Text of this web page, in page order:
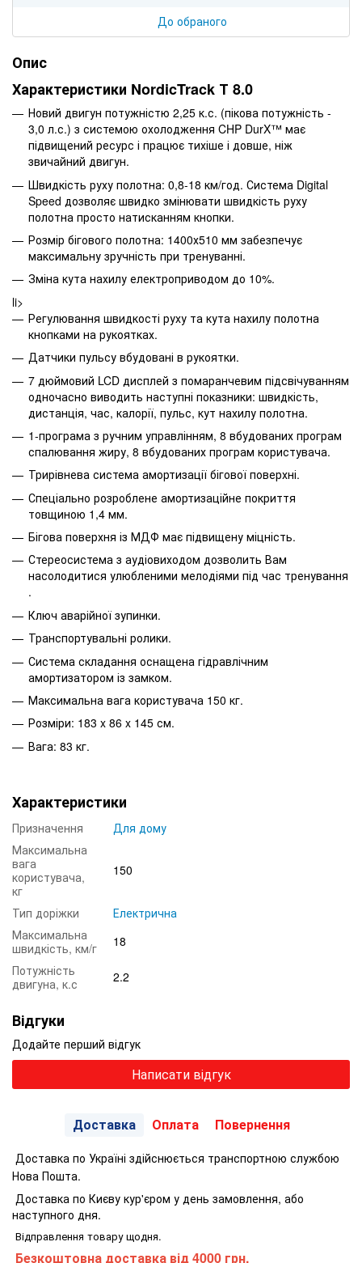
До обраного
Опис
Характеристики NordicTrack Т 8.0
Новий двигун потужністю 2,25 к.с. (пікова потужність -
3,0 л.с.) з системою охолодження CHP DurX™ має
підвищений ресурс і працює тихіше і довше, ніж
звичайний двигун.
Швидкість руху полотна: 0,8-18 км/год. Система Digital
Speed дозволяє швидко змінювати швидкість руху
полотна просто натисканням кнопки.
Розмір бігового полотна: 1400х510 мм забезпечує
максимальну зручність при тренуванні.
Зміна кута нахилу електроприводом до 10%.
li>
Регулювання швидкості руху та кута нахилу полотна
кнопками на рукоятках.
Датчики пульсу вбудовані в рукоятки.
7 дюймовий LCD дисплей з помаранчевим підсвічуванням
одночасно виводить наступні показники: швидкість,
дистанція, час, калорії, пульс, кут нахилу полотна.
1-програма з ручним управлінням, 8 вбудованих програм
спалювання жиру, 8 вбудованих програм користувача.
Трирівнева система амортизації бігової поверхні.
Спеціально розроблене амортизаційне покриття
товщиною 1,4 мм.
Бігова поверхня із МДФ має підвищену міцність.
Стереосистема з аудіовиходом дозволить Вам
насолодитися улюбленими мелодіями під час тренування
.
Ключ аварійної зупинки.
Транспортувальні ролики.
Система складання оснащена гідравлічним
амортизатором із замком.
Максимальна вага користувача 150 кг.
Розміри: 183 x 86 x 145 см.
Вага: 83 кг.
Характеристики
Призначення
Для дому
Максимальна
вага
користувача,
кг
150
Тип доріжки
Електрична
Максимальна
швидкість, км/г
18
Потужність
двигуна, к.с
2.2
Відгуки
Додайте перший відгук
Написати відгук
Доставка Оплата Повернення
Доставка по Україні здійснюється транспортною службою
Нова Пошта.
Доставка по Києву кур'єром у день замовлення, або
наступного дня.
Відправлення товару щодня.
Безкоштовна доставка від 4000 грн.